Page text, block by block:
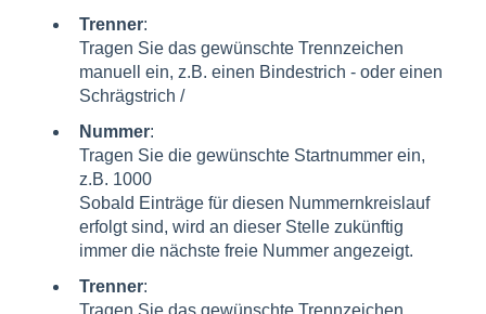
Trenner:
Tragen Sie das gewünschte Trennzeichen
manuell ein, z.B. einen Bindestrich - oder einen
Schrägstrich /
Nummer:
Tragen Sie die gewünschte Startnummer ein,
z.B. 1000
Sobald Einträge für diesen Nummernkreislauf
erfolgt sind, wird an dieser Stelle zukünftig
immer die nächste freie Nummer angezeigt.
Trenner: